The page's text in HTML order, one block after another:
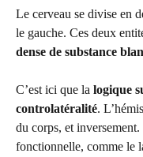
Le cerveau se divise en
le gauche. Ces deux
dense de substance
C’est ici que la logique
controlatéralité.
du corps, et
fonctionnelle, comme le